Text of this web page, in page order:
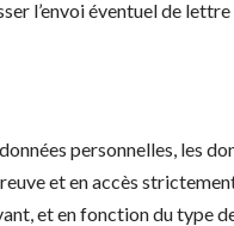
l’envoi éventuel de
personnelles, les
et en accès
et en fonction du type